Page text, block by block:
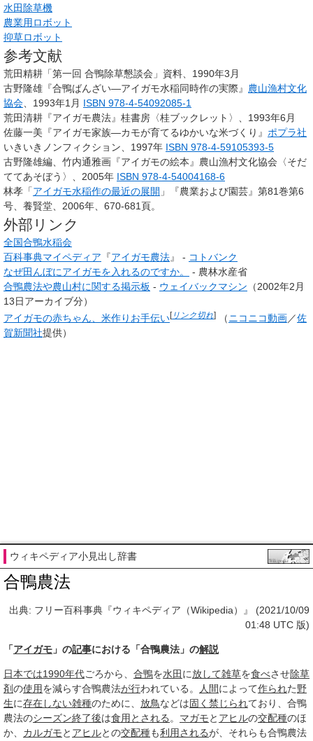
水田除草機
農業用ロボット
抑草ロボット
参考文献
荒田精耕「第一回 合鴨除草懇談会」資料、1990年3月
古野隆雄『合鴨ばんざい―アイガモ水稲同時作の実際』 農山漁村文化
協会 、1993年1月 ISBN 978-4-54092085-1
荒田清耕『アイガモ農法』桂書房〈桂ブックレット〉、1993年6月
佐藤一美『アイガモ家族―カモが育てるゆかいな米づくり』 ポプラ社
いきいきノンフィクション、1997年 ISBN 978-4-59105393-5
古野隆雄編、竹内通雅画『アイガモの絵本』農山漁村文化協会〈そだ
ててあそぼう〉、2005年 ISBN 978-4-54004168-6
林孝「アイガモ水稲作の最近の展開 」『農業および園芸』第81巻第6
号、養賢堂、2006年、670-681頁。
外部リンク
全国合鴨水稲会
百科事典マイペディア 『アイガモ農法』 - コトバンク
なぜ田んぼにアイガモを入れるのですか。
- 農林水産省
合鴨農法や農山村に関する掲示板 - ウェイバックマシン （2002年2月
13日アーカイブ分）
アイガモの赤ちゃん、米作りお手伝い[リンク切れ] （ニコニコ動画／佐
賀新聞社提供）
ウィキペディア小見出し辞書
合鴨農法
出典: フリー百科事典『ウィキペディア（Wikipedia）』 (2021/10/09
01:48 UTC 版)
「アイガモ 」の記事における「合鴨農法」の解説
日本では1990年代ごろから、 合鴨を水田 に放して雑草を食べさせ除草
剤の使用を減らす合鴨農法が行われている。 人間によって作られた野
生に存在しない雑種のために、 放鳥などは固く 禁じられており、合鴨
農法のシーズン終了後は食用 とされる 。 マガモと アヒルの交配種のほ
か、 カルガモと アヒルとの交配種も利用されるが、それらも合鴨農法